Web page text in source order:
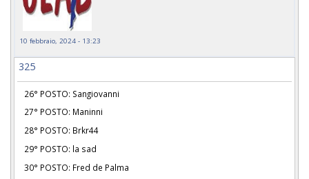
10 febbraio, 2024 - 13:23
325
26° POSTO: Sangiovanni
27° POSTO: Maninni
28° POSTO: Brkr44
29° POSTO: la sad
30° POSTO: Fred de Palma